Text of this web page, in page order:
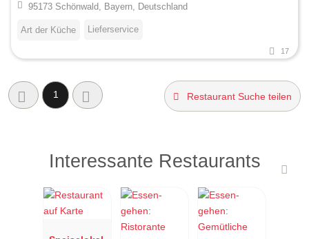
95173 Schönwald, Bayern, Deutschland
Art der Küche Lieferservice
17
1 Restaurant Suche teilen
Interessante Restaurants